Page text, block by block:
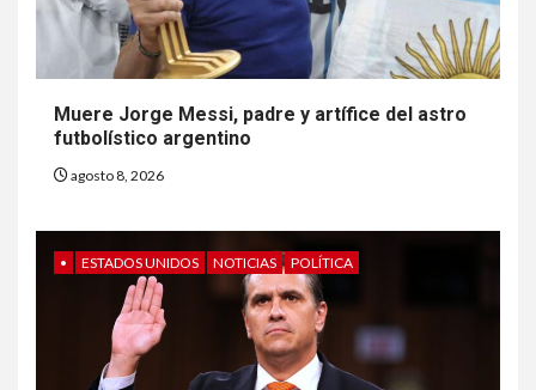
Muere Jorge Messi, padre y artífice del astro
futbolístico argentino
agosto 8, 2026
• ESTADOS UNIDOS NOTICIAS POLÍTICA